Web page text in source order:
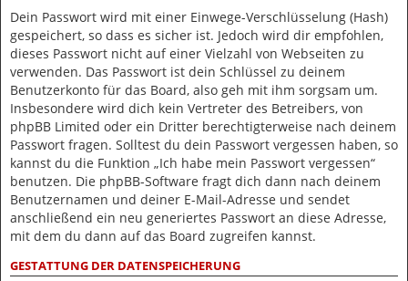
Dein Passwort wird mit einer Einwege-Verschlüsselung (Hash)
gespeichert, so dass es sicher ist. Jedoch wird dir empfohlen,
dieses Passwort nicht auf einer Vielzahl von Webseiten zu
verwenden. Das Passwort ist dein Schlüssel zu deinem
Benutzerkonto für das Board, also geh mit ihm sorgsam um.
Insbesondere wird dich kein Vertreter des Betreibers, von
phpBB Limited oder ein Dritter berechtigterweise nach deinem
Passwort fragen. Solltest du dein Passwort vergessen haben, so
kannst du die Funktion „Ich habe mein Passwort vergessen“
benutzen. Die phpBB-Software fragt dich dann nach deinem
Benutzernamen und deiner E-Mail-Adresse und sendet
anschließend ein neu generiertes Passwort an diese Adresse,
mit dem du dann auf das Board zugreifen kannst.
GESTATTUNG DER DATENSPEICHERUNG